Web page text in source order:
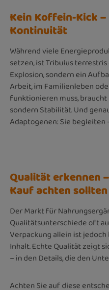
Kein Koffein-Kick
Kontinuität
Während viele
setzen, ist Tribulus
Explosion, sondern ein
Arbeit, im Familienleben
funktionieren muss, braucht
sondern Stabilität. Und
Adaptogenen: Sie begleiten
Qualität erkennen
Kauf achten sollten
Der Markt für
Qualitätsunterschiede oft
Verpackung allein ist
Inhalt. Echte Qualität zeigt
– in den Details, die den
Achten Sie auf diese